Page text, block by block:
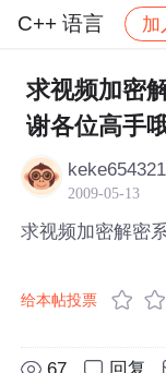
C++ 语言 加
社区 C++ 语
求视频加密
谢各位高手
keke654321
2009-05-13
求视频加密解密
给本帖投票